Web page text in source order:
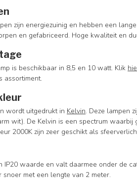
zijn energiezuinig en hebben een
en gefabriceerd. Hoge kwaliteit en
is beschikbaar in 8,5 en 10 watt. Klik
assortiment.
wordt uitgedrukt in Kelvin. Deze lampen
wit). De Kelvin is een spectrum
2000K zijn zeer geschikt als
IP20 waarde en valt daarmee onder de
met een lengte van 2 meter.